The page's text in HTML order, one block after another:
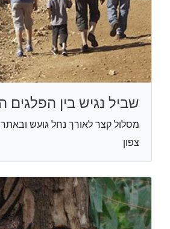
שביל נגיש בין הפלגים
מסלול קצר לאורך נחל גועש
צפון